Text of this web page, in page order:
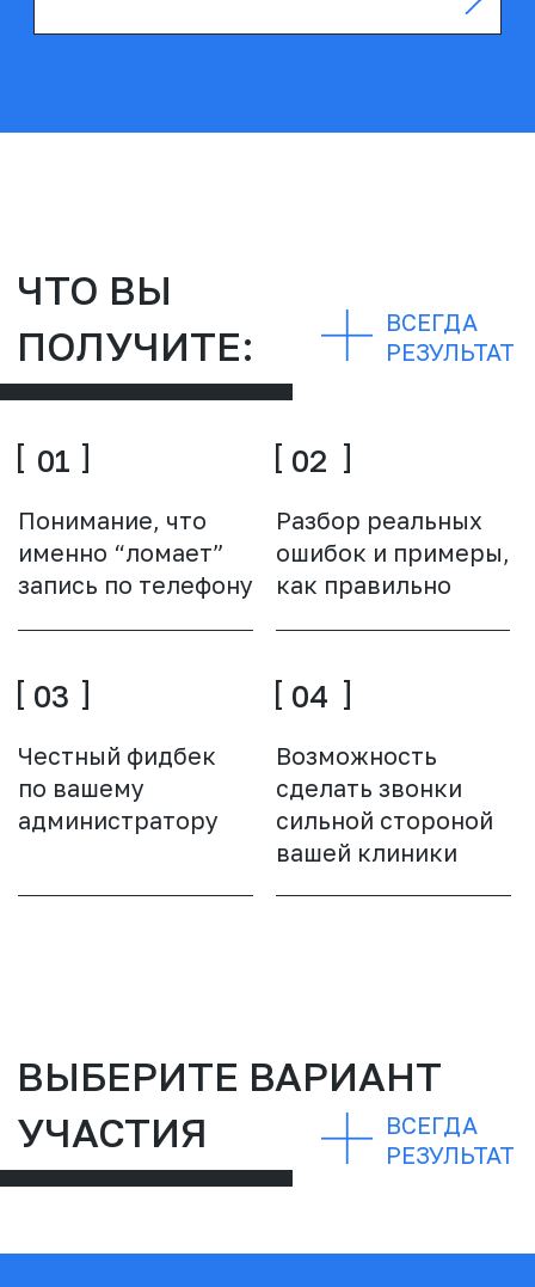
ОСТАВЬТЕ СВОИ КОНТАКТЫ —
И, ВОЗМОЖНО, ИМЕННО В ВАШУ
КЛИНИКУ ПОЗВОНИТ ЕВГЕНИЙ
САМУС